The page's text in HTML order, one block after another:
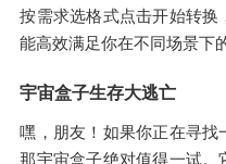
按需求选格式点击开始转
能高效满足你在不同场景下
宇宙盒子生存大逃亡
嘿，朋友！如果你正在寻找
那宇宙盒子绝对值得一试